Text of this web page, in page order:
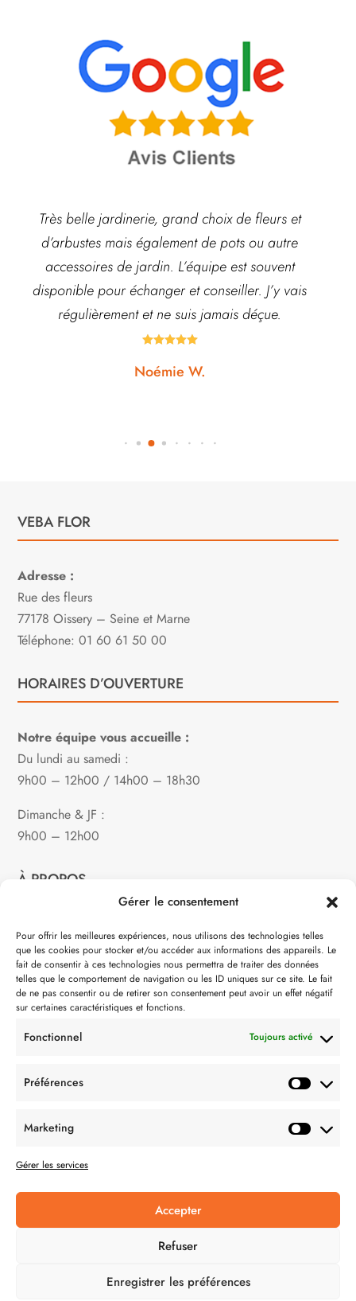
Gérer le consentement
Pour offrir les meilleures expériences, nous utilisons des technologies telles
que les cookies pour stocker et/ou accéder aux informations des appareils. Le
fait de consentir à ces technologies nous permettra de traiter des données
telles que le comportement de navigation ou les ID uniques sur ce site. Le fait
de ne pas consentir ou de retirer son consentement peut avoir un effet négatif
sur certaines caractéristiques et fonctions.
Fonctionnel Toujours activé
Préférences
Marketing
Gérer les services
Accepter
Refuser
Enregistrer les préférences
Très belle jardinerie, grand choix de fleurs et
d’arbustes mais également de pots ou autre
accessoires de jardin. L’équipe est souvent
disponible pour échanger et conseiller. J’y vais
régulièrement et ne suis jamais déçue.

Noémie W.
VEBA FLOR
Adresse :
Rue des fleurs
77178 Oissery – Seine et Marne
Téléphone: 01 60 61 50 00
HORAIRES D’OUVERTURE
Notre équipe vous accueille :
Du lundi au samedi :
9h00 – 12h00 / 14h00 – 18h30
Dimanche & JF :
9h00 – 12h00
À PROPOS
Notre philosophie
Contact
Partenaire de:
CONDITION GÉNÉRALES DE VENTES